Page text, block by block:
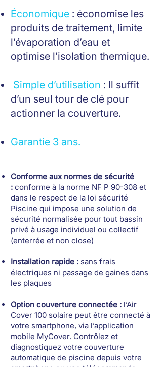
Économique : économise les
produits de traitement, limite
l’évaporation d’eau et
optimise l’isolation thermique.
Simple d’utilisation : Il suffit
d’un seul tour de clé pour
actionner la couverture.
Garantie 3 ans.
Conforme aux normes de sécurité
: conforme à la norme NF P 90-308 et
dans le respect de la loi sécurité
Piscine qui impose une solution de
sécurité normalisée pour tout bassin
privé à usage individuel ou collectif
(enterrée et non close)
Installation rapide : sans frais
électriques ni passage de gaines dans
les plaques
Option couverture connectée : l’Air
Cover 100 solaire peut être connecté à
votre smartphone, via l’application
mobile MyCover. Contrôlez et
diagnostiquez votre couverture
automatique de piscine depuis votre